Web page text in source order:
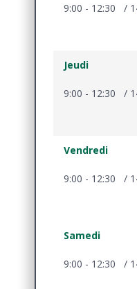
9:00 - 12:30 /
Jeudi
9:00 - 12:30 /
Vendredi
9:00 - 12:30 /
Samedi
9:00 - 12:30 /